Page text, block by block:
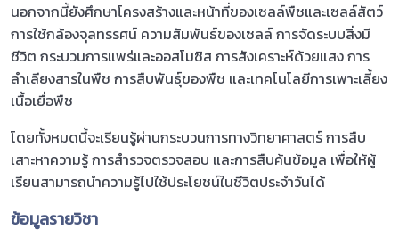
นอกจากนี้ยังศึกษาโครงสร้างและหน้าที่ของเซลล์พืชและเซลล์สัตว์
การใช้กล้องจุลทรรศน์ ความสัมพันธ์ของเซลล์ การจัดระบบสิ่งมี
ชีวิต กระบวนการแพร่และออสโมซิส การสังเคราะห์ด้วยแสง การ
ลำเลียงสารในพืช การสืบพันธุ์ของพืช และเทคโนโลยีการเพาะเลี้ยง
เนื้อเยื่อพืช
โดยทั้งหมดนี้จะเรียนรู้ผ่านกระบวนการทางวิทยาศาสตร์ การสืบ
เสาะหาความรู้ การสำรวจตรวจสอบ และการสืบค้นข้อมูล เพื่อให้ผู้
เรียนสามารถนำความรู้ไปใช้ประโยชน์ในชีวิตประจำวันได้
ข้อมูลรายวิชา